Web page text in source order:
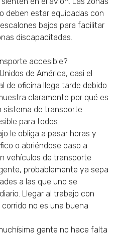
deben estar equipadas con
bajos para facilitar
discapacitadas.
accesible?
de América, casi el
de oficina llega tarde debido
claramente por qué es
sistema de transporte
para todos.
le obliga a pasar horas y
o abriéndose paso a
vehículos de transporte
probablemente ya sepa
a las que uno se
Llegar al trabajo con
no es una buena
gente no hace falta